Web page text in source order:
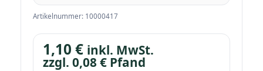
Artikelnummer: 10000417
1,10 € inkl. MwSt.
zzgl. 0,08 € Pfand